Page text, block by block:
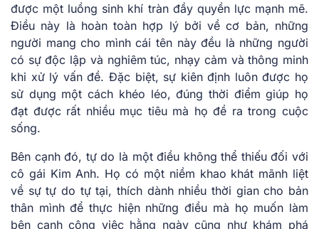
được một luồng sinh khí tràn đầy quyền lực mạnh mẽ.
Điều này là hoàn toàn hợp lý bởi về cơ bản, những
người mang cho mình cái tên này đều là những người
có sự độc lập và nghiêm túc, nhạy cảm và thông minh
khi xử lý vấn đề. Đặc biệt, sự kiên định luôn được họ
sử dụng một cách khéo léo, đúng thời điểm giúp họ
đạt được rất nhiều mục tiêu mà họ đề ra trong cuộc
sống.
Bên cạnh đó, tự do là một điều không thể thiếu đối với
cô gái Kim Anh. Họ có một niềm khao khát mãnh liệt
về sự tự do tự tại, thích dành nhiều thời gian cho bản
thân mình để thực hiện những điều mà họ muốn làm
bên cạnh công việc hằng ngày cũng như khám phá